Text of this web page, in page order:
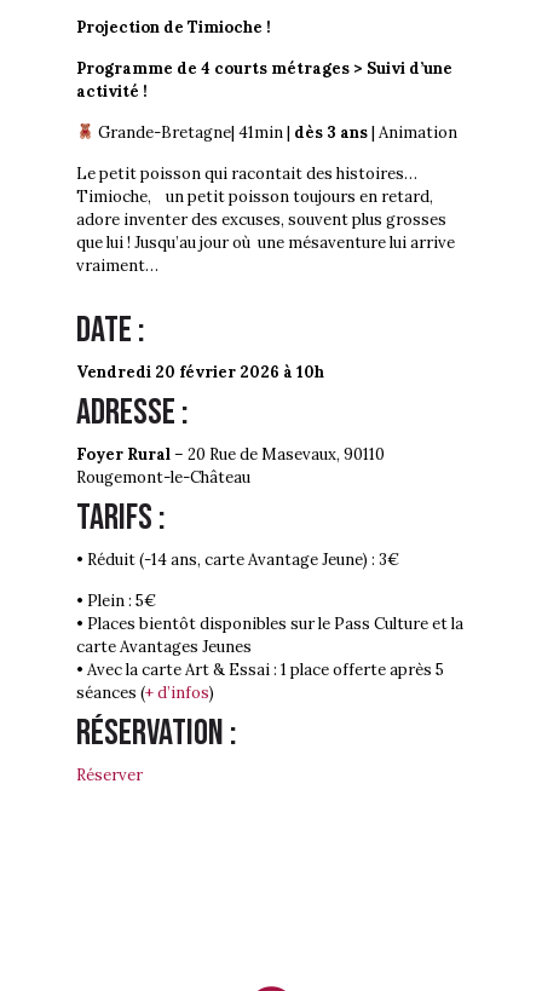
Projection de Timioche !
Programme de 4 courts métrages > Suivi d’une
activité !
Grande-Bretagne| 41min | dès 3 ans| Animation
Le petit poisson qui racontait des histoires…
Timioche, un petit poisson toujours en retard,
adore inventer des excuses, souvent plus grosses
que lui ! Jusqu’au jour où une mésaventure lui arrive
vraiment…
Date :
Vendredi 20 février 2026 à 10h
Adresse :
Foyer Rural– 20 Rue de Masevaux, 90110
Rougemont-le-Château
Tarifs :
• Réduit (-14 ans, carte Avantage Jeune) : 3€
• Plein : 5€
• Places bientôt disponibles sur le Pass Culture et la
carte Avantages Jeunes
• Avec la carte Art & Essai : 1 place offerte après 5
séances (+ d’infos)
Réservation :
Réserver